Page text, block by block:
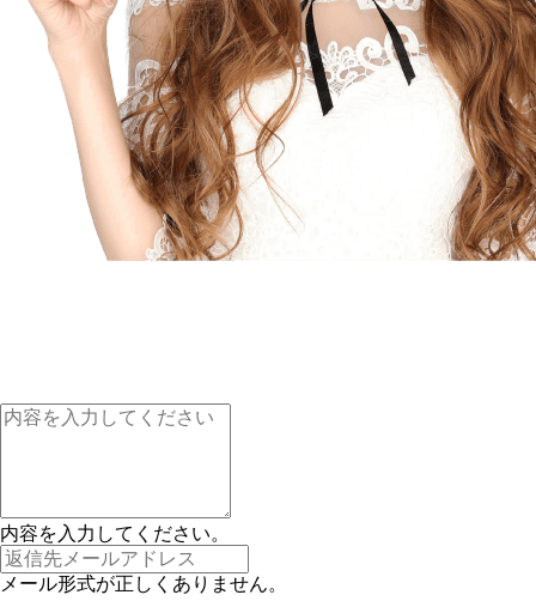
内容を入力してください。
メール形式が正しくありません。